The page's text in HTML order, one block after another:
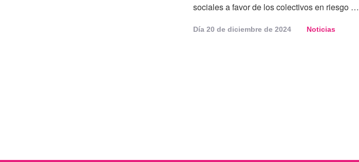
sociales a favor de los colectivos en riesgo …
Día 20 de diciembre de 2024 Noticias